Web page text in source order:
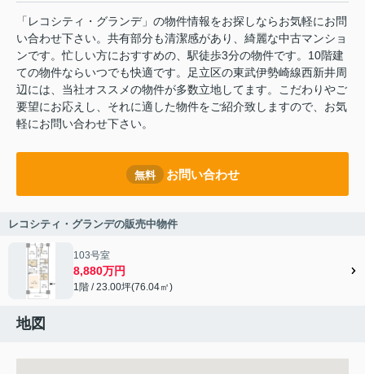
「レコシティ・グランデ」の物件情報をお探しならお気軽にお問
い合わせ下さい。共有部分も清潔感があり、綺麗な中古マンショ
ンです。忙しい方におすすめの、駅徒歩3分の物件です。10階建
ての物件ならいつでも快適です。足立区の東武伊勢崎線西新井周
辺には、当社オススメの物件が多数立地してます。こだわりやご
要望にお応えし、それに適した物件をご紹介致しますので、お気
軽にお問い合わせ下さい。
無料 お問い合わせ
レコシティ・グランデの販売中物件
103号室
8,880万円
1階 / 23.00坪(76.04㎡)
地図